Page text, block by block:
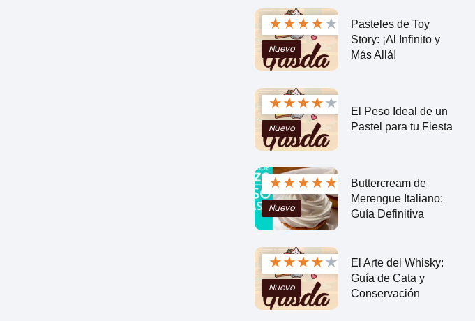
★★★★★
Nuevo
Pasteles de Toy
Story: ¡Al Infinito y
Más Allá!
★★★★★
Nuevo
El Peso Ideal de un
Pastel para tu Fiesta
★★★★★
Nuevo
Buttercream de
Merengue Italiano:
Guía Definitiva
★★★★★
Nuevo
El Arte del Whisky:
Guía de Cata y
Conservación